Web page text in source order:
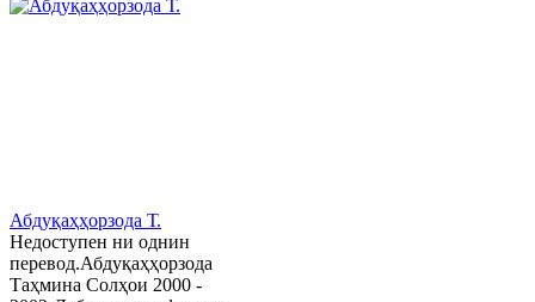
Абдуқаҳҳорзода Т.
Недоступен ни однин
перевод.Абдуқаҳҳорзода
Таҳмина Солҳои 2000 -